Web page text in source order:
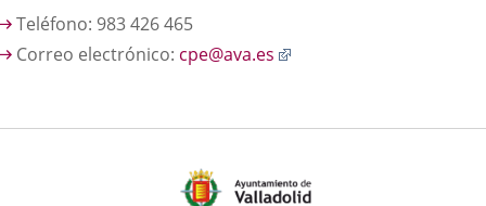
Teléfono: 983 426 465
Correo electrónico: cpe@ava.es
aplicación